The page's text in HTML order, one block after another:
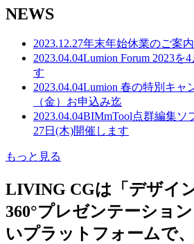
NEWS
2023.12.27年末年始休業のご案内
2023.04.04Lumion Forum 2023を
す
2023.04.04Lumion 春の特別キャ
（金）お申込み迄
2023.04.04BIMmTool点群編集ソ
27日(木)開催します
もっと見る
LIVING CGは「デザイ
360°プレゼンテーショ
いプラットフォームで